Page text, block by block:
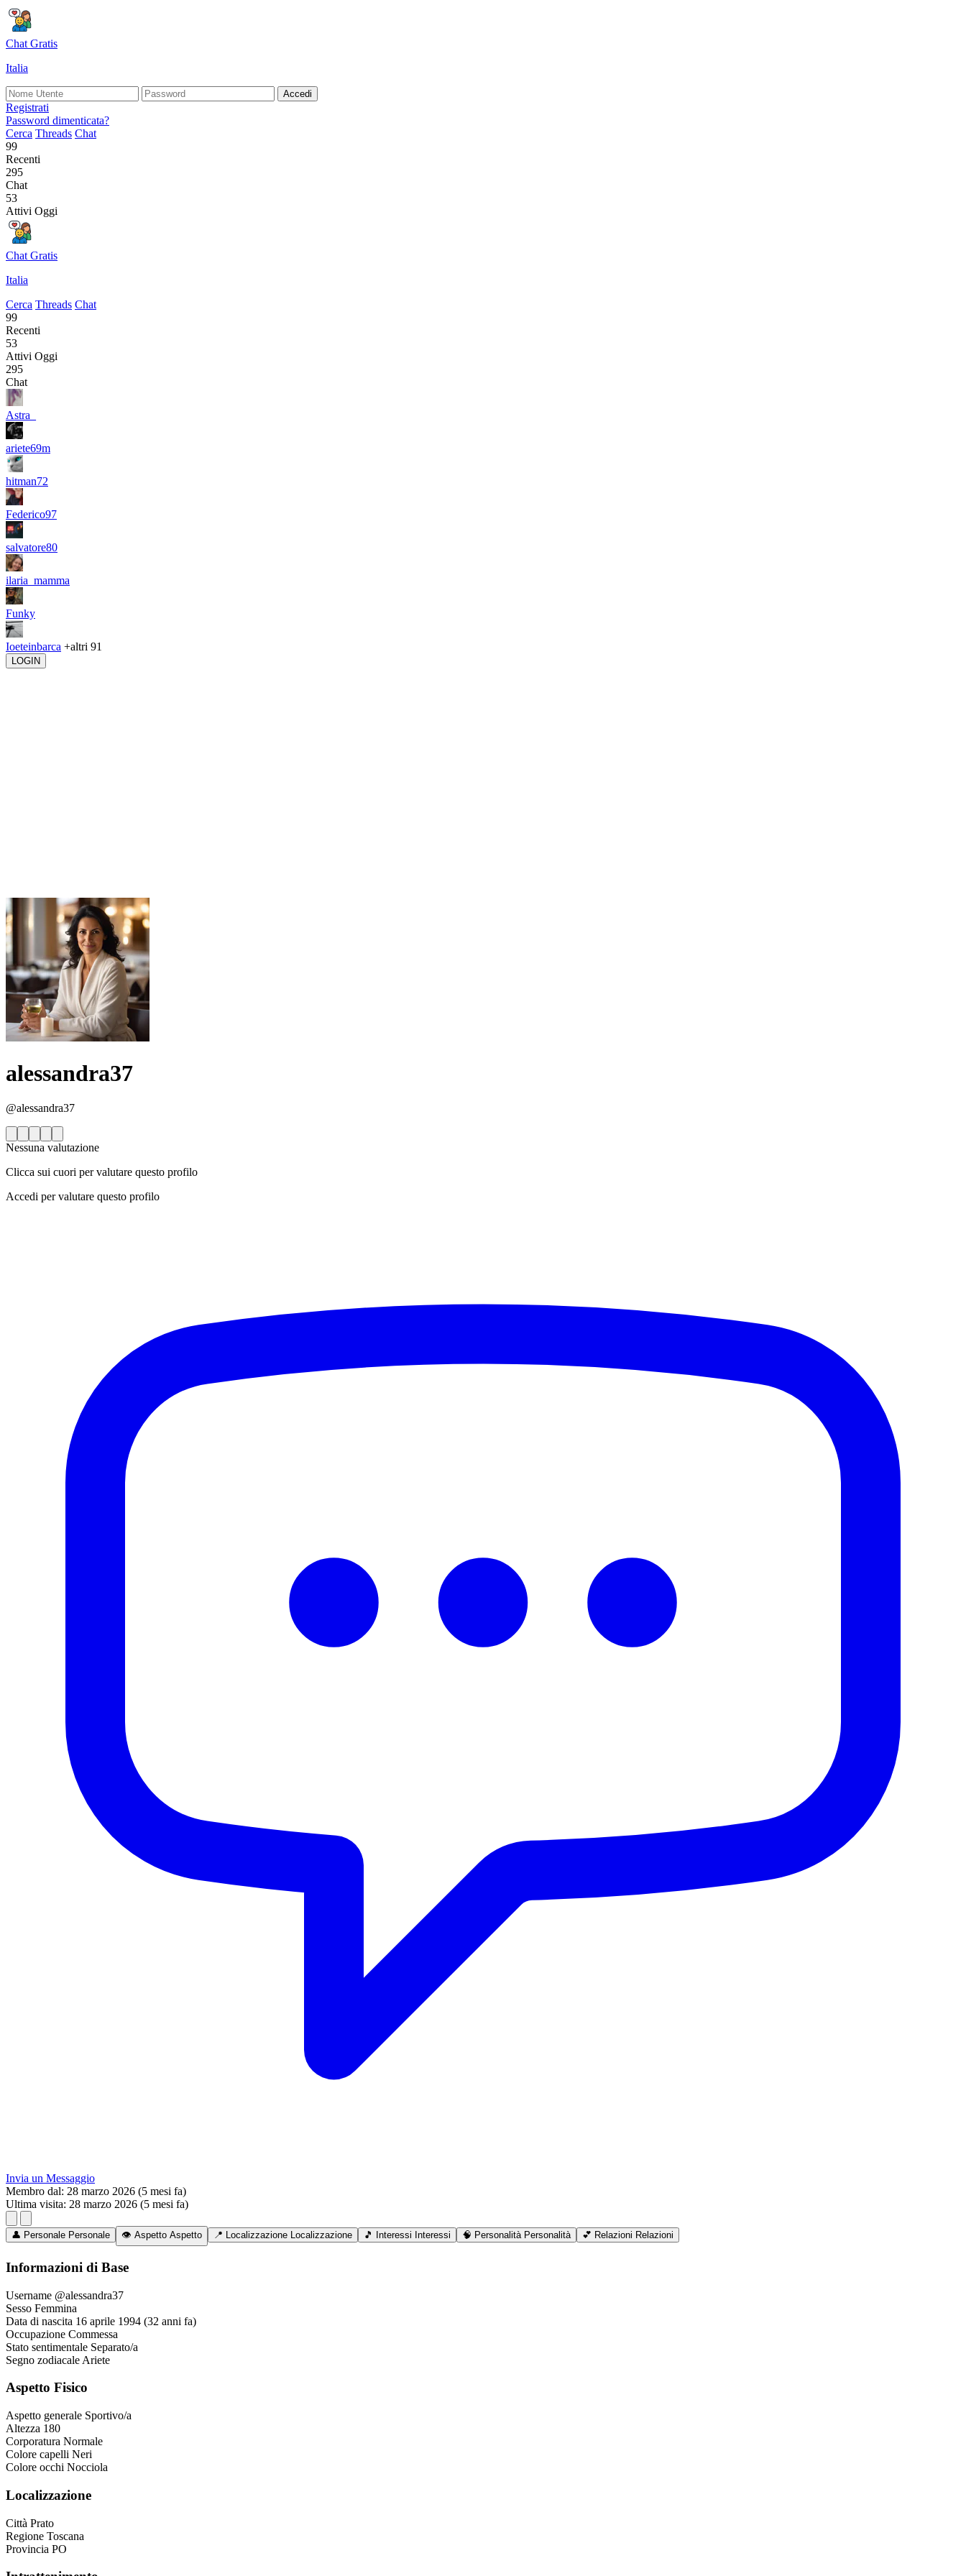
Chat Gratis
Italia
Accedi
Registrati
Password dimenticata?
Cerca Threads Chat
99
Recenti
295
Chat
53
Attivi Oggi
Chat Gratis
Italia
Cerca Threads Chat
99
Recenti
53
Attivi Oggi
295
Chat
Astra_
ariete69m
hitman72
Federico97
salvatore80
ilaria_mamma
Funky
Ioeteinbarca +altri 91
LOGIN
alessandra37
@alessandra37
Nessuna valutazione
Clicca sui cuori per valutare questo profilo
Accedi per valutare questo profilo
Invia un Messaggio
Membro dal: 28 marzo 2026 (5 mesi fa)
Ultima visita: 28 marzo 2026 (5 mesi fa)
👤 Personale Personale 👁️ Aspetto Aspetto 📍 Localizzazione Localizzazione 🎵 Interessi Interessi 🧠 Personalità Personalità 💕 Relazioni Relazioni
Informazioni di Base
Username @alessandra37
Sesso Femmina
Data di nascita 16 aprile 1994 (32 anni fa)
Occupazione Commessa
Stato sentimentale Separato/a
Segno zodiacale Ariete
Aspetto Fisico
Aspetto generale Sportivo/a
Altezza 180
Corporatura Normale
Colore capelli Neri
Colore occhi Nocciola
Localizzazione
Città Prato
Regione Toscana
Provincia PO